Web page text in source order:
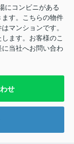
にコンビニがある
す。こちらの物件
マンションです。
ます。お客様のこ
当社へお問い合わ
せ